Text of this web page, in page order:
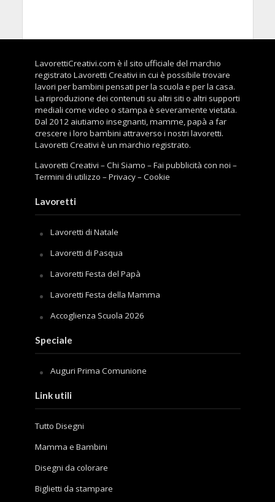
LavorettiCreativi.com è il sito ufficiale del marchio
registrato Lavoretti Creativi in cui è possibile trovare
lavori per bambini pensati per la scuola e per la casa.
La riproduzione dei contenuti su altri siti o altri supporti
mediali come video o stampa è severamente vietata.
Dal 2012 aiutiamo insegnanti, mamme, papà a far
crescere i loro bambini attraverso i nostri lavoretti.
Lavoretti Creativi è un marchio registrato.
Lavoretti Creativi –Chi Siamo –Fai pubblicità con noi –
Termini di utilizzo –Privacy–Cookie
Lavoretti
Lavoretti di Natale
Lavoretti di Pasqua
Lavoretti Festa del Papà
Lavoretti Festa della Mamma
Accoglienza Scuola 2026
Speciale
Auguri Prima Comunione
Link utili
Tutto Disegni
Mamma e Bambini
Disegni da colorare
Biglietti da stampare